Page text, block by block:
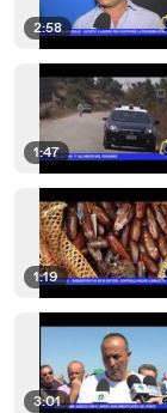
2:58
1:47
1:19
3:01